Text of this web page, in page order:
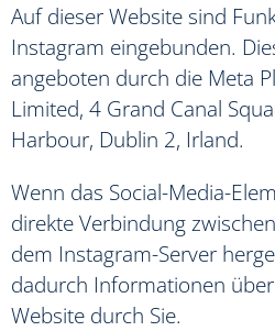
Auf dieser Website sind
Instagram eingebunden.
angeboten durch die Meta
Limited, 4 Grand Canal
Harbour, Dublin 2, Irland.
Wenn das Social-Media-
direkte Verbindung
dem Instagram-Server
dadurch Informationen
Website durch Sie.